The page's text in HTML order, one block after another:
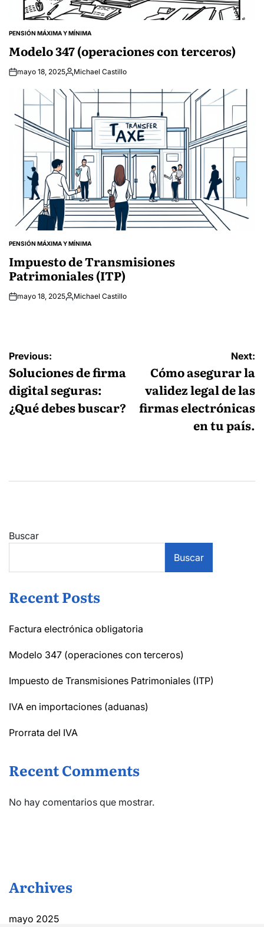
POSTED
PENSIÓN MÁXIMA Y MÍNIMA
Modelo 347 (operaciones con terceros)
mayo 18, 2025Posted
Michael Castillo
POSTED
PENSIÓN MÁXIMA Y MÍNIMA
Impuesto de Transmisiones
Patrimoniales (ITP)
mayo 18, 2025Posted
Michael Castillo
Navegación
de
entradas
Previous:
Soluciones de firma
digital seguras:
¿Qué debes buscar?
Next:
Cómo asegurar la
validez legal de las
firmas electrónicas
en tu país.
Buscar
Buscar
Recent Posts
Factura electrónica obligatoria
Modelo 347 (operaciones con terceros)
Impuesto de Transmisiones Patrimoniales (ITP)
IVA en importaciones (aduanas)
Prorrata del IVA
Recent Comments
No hay comentarios que mostrar.
Archives
mayo 2025